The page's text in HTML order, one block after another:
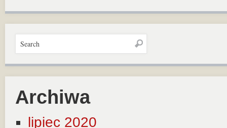
Archiwa
lipiec 2020